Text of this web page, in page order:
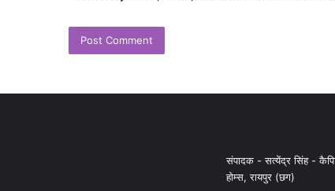
संपादक - सत्येंद्र सिंह -
होम्स, रायपुर (छग)